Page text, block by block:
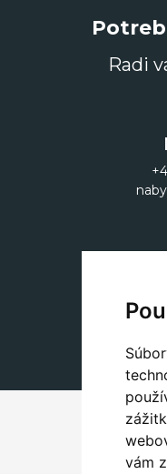
vám
Radi